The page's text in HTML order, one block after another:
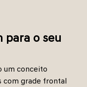
para o seu
um conceito
grade frontal